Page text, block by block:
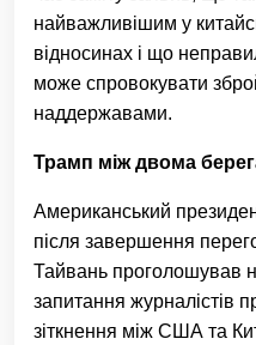
найважливішим у
відносинах і що
може спровокувати
наддержавами.
Трамп між двома
Американський
після завершення
Тайвань проголошував
запитання журналістів
зіткнення між США та